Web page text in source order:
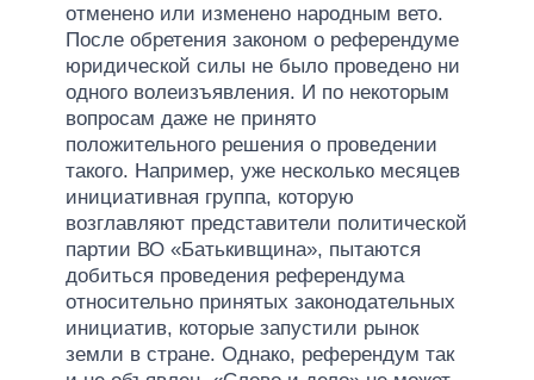
отменено или изменено народным вето.
После обретения законом о референдуме
юридической силы не было проведено ни
одного волеизъявления. И по некоторым
вопросам даже не принято
положительного решения о проведении
такого. Например, уже несколько месяцев
инициативная группа, которую
возглавляют представители политической
партии ВО «Батькивщина», пытаются
добиться проведения референдума
относительно принятых законодательных
инициатив, которые запустили рынок
земли в стране. Однако, референдум так